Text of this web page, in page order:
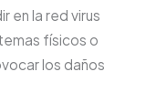
en la red virus
físicos o
los daños